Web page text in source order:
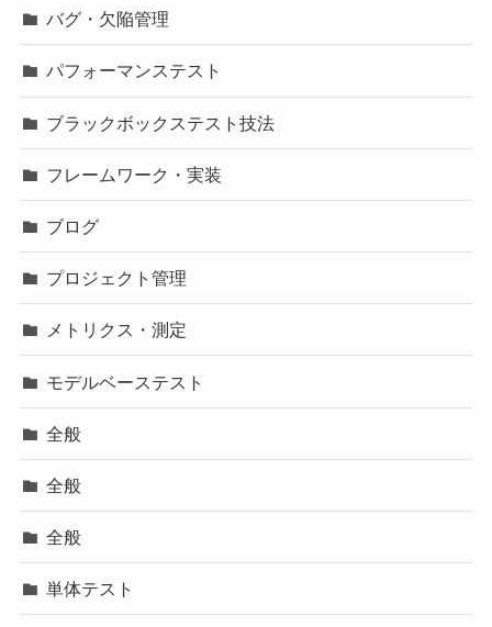
バグ・欠陥管理
パフォーマンステスト
ブラックボックステスト技法
フレームワーク・実装
ブログ
プロジェクト管理
メトリクス・測定
モデルベーステスト
全般
全般
全般
単体テスト